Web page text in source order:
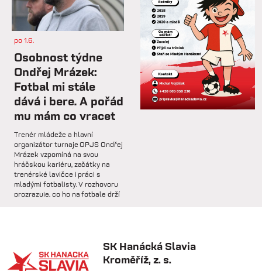
⚽️ DNES HRAJÍ HANÁCI 🔴⚪️V
dalším přípravném utkání...
st 4.2.
Hlavní trenér Lukáš Kříž v
rozhovoru hodnotí dosavadní
průběh zimní...
so 31.1.
🅱️ Prohra proti rezervě Gorniku
Zabrze.
so 31.1.
🅱️ DNES HRAJÍ HANÁCI 🔴⚪️Dnes
🏆 VÍTĚZOVÉ ZIMNÍ TIPSPORT
po 1.6.
Osobnost týdne
Ondřej Mrázek:
Fotbal mi stále
dává i bere. A pořád
mu mám co vracet
Trenér mládeže a hlavní
organizátor turnaje OPJS Ondřej
Mrázek vzpomíná na svou
hráčskou kariéru, začátky na
trenérské lavičce i práci s
mladými fotbalisty. V rozhovoru
prozrazuje, co ho na fotbale drží
SK Hanácká Slavia
Kroměříž, z. s.